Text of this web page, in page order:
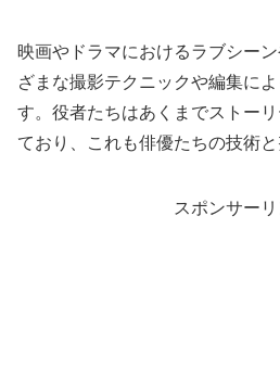
映画やドラマにおけるラブシー
ざまな撮影テクニックや編集に
す。役者たちはあくまでストー
ており、これも俳優たちの技術と
スポンサーリ